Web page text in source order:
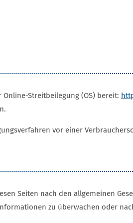
Streitbeilegung (OS) bereit:
vor einer
Seiten nach den allgemeinen
zu überwachen oder